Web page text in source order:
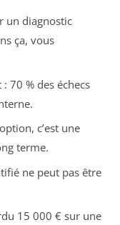
un diagnostic
ça, vous
70 % des échecs
c’est une
terme.
ne peut pas être
15 000 € sur une